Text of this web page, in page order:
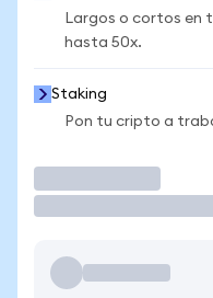
Largos o cortos en
hasta 50x.
Staking
Pon tu cripto a